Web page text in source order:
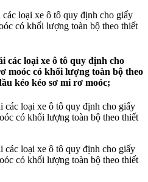
loại xe ô tô quy định cho giấy
có khối lượng toàn bộ theo thiết
các loại xe ô tô quy định cho
moóc có khối lượng toàn bộ theo
kéo kéo sơ mi rơ moóc;
các loại xe ô tô quy định cho giấy
có khối lượng toàn bộ theo thiết
các loại xe ô tô quy định cho giấy
có khối lượng toàn bộ theo thiết